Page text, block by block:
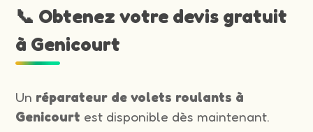
📞 Obtenez votre devis gratuit
à Genicourt
Un réparateur de volets roulants à
Genicourt est disponible dès maintenant.